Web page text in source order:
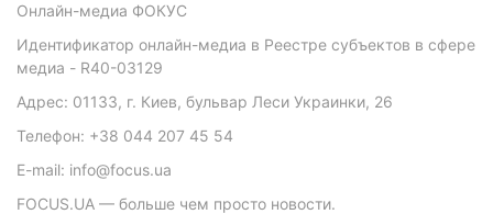
Онлайн-медиа ФОКУС
Идентификатор онлайн-медиа в Реестре субъектов в сфере
медиа - R40-03129
Адрес: 01133, г. Киев, бульвар Леси Украинки, 26
Телефон: +38 044 207 45 54
E-mail: info@focus.ua
FOCUS.UA — больше чем просто новости.